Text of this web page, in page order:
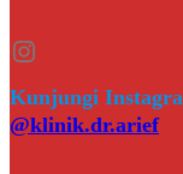
Instagram
Kunjungi
@klinik.dr.arief